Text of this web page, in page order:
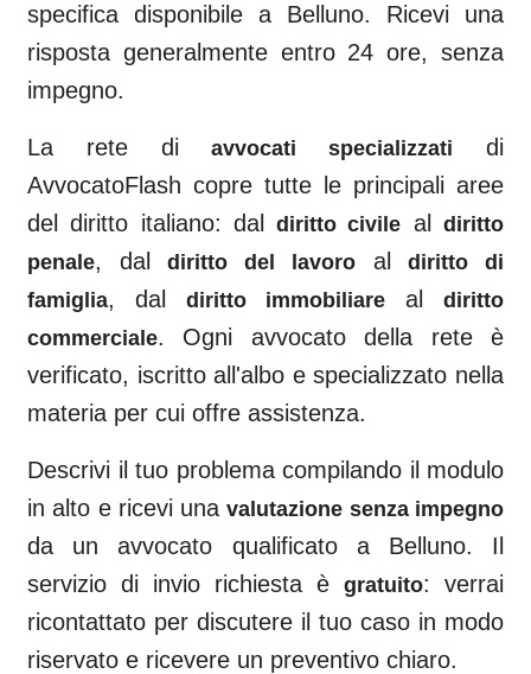
specifica disponibile a Belluno. Ricevi una
risposta generalmente entro 24 ore, senza
impegno.
La rete diavvocati specializzati
di
AvvocatoFlash copre tutte le principali aree
del diritto italiano: daldiritto civile al
diritto
penale, dal diritto del lavoroal
diritto di
famiglia, dal diritto immobiliare al
diritto
commerciale. Ogni avvocato della rete è
verificato, iscritto all'albo e specializzato nella
materia per cui offre assistenza.
Descrivi il tuo problema compilando il modulo
in alto e ricevi unavalutazione senza impegno
da un avvocato qualificato a Belluno. Il
servizio di invio richiesta è gratuito: verrai
ricontattato per discutere il tuo caso in modo
riservato e ricevere un preventivo chiaro.